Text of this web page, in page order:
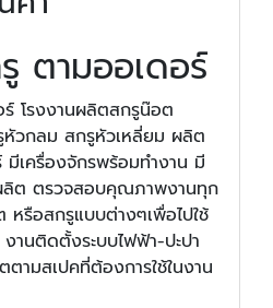
ตามออเดอร์
โรงงานผลิตสกรูน๊อต
วกลม สกรูหัวเหลี่ยม ผลิต
เครื่องจักรพร้อมทำงาน มี
ลิต ตรวจสอบคุณภาพงานทุก
รือสกรูแบบต่างๆเพื่อไปใช้
านติดตั้งระบบไฟฟ้า-ปะปา
ามสเปคที่ต้องการใช้ในงาน